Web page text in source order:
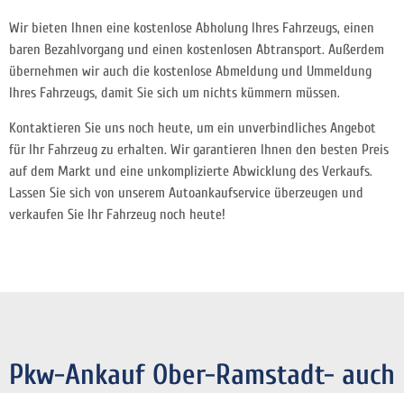
Wir bieten Ihnen eine kostenlose Abholung Ihres Fahrzeugs, einen
baren Bezahlvorgang und einen kostenlosen Abtransport. Außerdem
übernehmen wir auch die kostenlose Abmeldung und Ummeldung
Ihres Fahrzeugs, damit Sie sich um nichts kümmern müssen.
Kontaktieren Sie uns noch heute, um ein unverbindliches Angebot
für Ihr Fahrzeug zu erhalten. Wir garantieren Ihnen den besten Preis
auf dem Markt und eine unkomplizierte Abwicklung des Verkaufs.
Lassen Sie sich von unserem Autoankaufservice überzeugen und
verkaufen Sie Ihr Fahrzeug noch heute!
Pkw-Ankauf Ober-Ramstadt- auch